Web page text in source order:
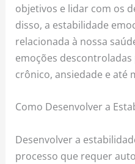
objetivos e lidar com os
disso, a estabilidade
relacionada à nossa
emoções
crônico, ansiedade e até
Como Desenvolver a
Desenvolver a
processo que requer